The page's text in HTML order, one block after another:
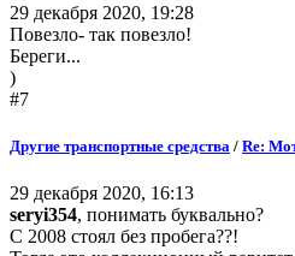
29 декабря 2020, 19:28
Повезло- так повезло!
Береги...
)
#7
Другие транспортные средства / Re:
29 декабря 2020, 16:13
seryi354, понимать буквально?
С 2008 стоял без пробега??!